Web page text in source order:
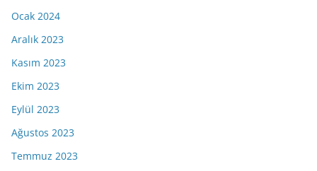
Ocak 2024
Aralık 2023
Kasım 2023
Ekim 2023
Eylül 2023
Ağustos 2023
Temmuz 2023